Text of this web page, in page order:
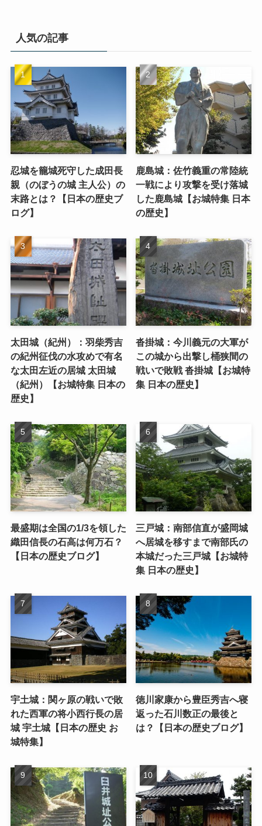
人気の記事
忍城を籠城死守した成田長
親（のぼうの城 主人公）の
末路とは？【日本の歴史ブ
ログ】
鹿島城：佐竹義重の常陸統
一戦により攻撃を受け落城
した鹿島城【お城特集 日本
の歴史】
太田城（紀州）：羽柴秀吉
の紀州征伐の水攻めで有名
な太田左近の居城 太田城
（紀州）【お城特集 日本の
歴史】
沓掛城：今川義元の大軍が
この城から出撃し桶狭間の
戦いで敗戦 沓掛城【お城特
集 日本の歴史】
最盛期は全国の1/3を領した
織田信長の石高は何万石？
【日本の歴史ブログ】
三戸城：南部信直が盛岡城
へ居城を移すまで南部氏の
本城だった三戸城【お城特
集 日本の歴史】
宇土城：関ヶ原の戦いで敗
れた西軍の将小西行長の居
城 宇土城【日本の歴史 お
城特集】
徳川家康から豊臣秀吉へ寝
返った石川数正の最後と
は？【日本の歴史ブログ】